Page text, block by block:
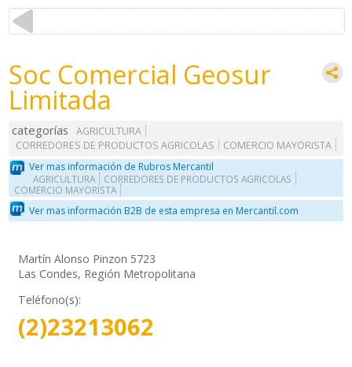
Soc Comercial Geosur
Limitada
categorías
AGRICULTURA
CORREDORES DE PRODUCTOS AGRICOLAS
COMERCIO MAYORISTA
Ver mas información de Rubros Mercantil
AGRICULTURA
CORREDORES DE PRODUCTOS AGRICOLAS
COMERCIO MAYORISTA
Ver mas información B2B de esta empresa en Mercantil.com
Martín Alonso Pinzon 5723
Las Condes, Región Metropolitana
Teléfono(s):
(2)23213062